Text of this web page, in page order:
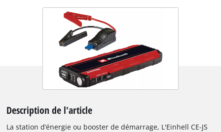
Description de l'article
La station d’énergie ou booster de démarrage, L'Einhell CE-JS